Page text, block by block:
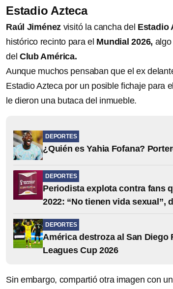
Estadio Azteca
Raúl Jiménez visitó la cancha del Estadio
histórico recinto para el Mundial 2026,
del Club América.
Aunque muchos pensaban que el ex
Estadio Azteca por un posible fichaje para
le dieron una butaca del inmueble.
DEPORTES
¿Quién es Yahia Fofana?
DEPORTES
Periodista explota contra fans
2022: “No tienen vida sexual”,
DEPORTES
América destroza al San Diego
Leagues Cup 2026
Sin embargo, compartió otra imagen con